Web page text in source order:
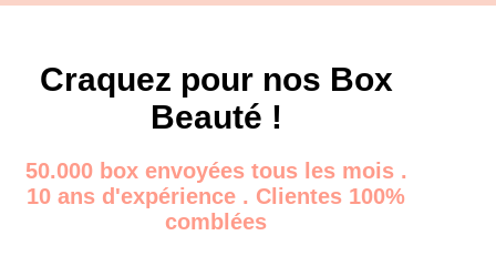
Craquez pour nos Box
Beauté !
50.000 box envoyées tous les mois .
10 ans d'expérience . Clientes 100%
comblées